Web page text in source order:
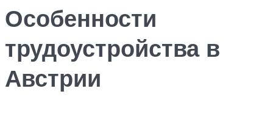
Особенности
трудоустройства в
Австрии